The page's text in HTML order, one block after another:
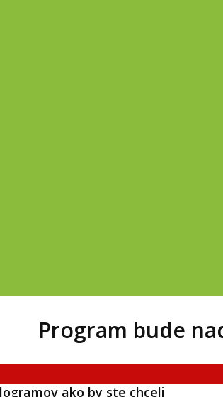
Program bude
ako by ste chceli